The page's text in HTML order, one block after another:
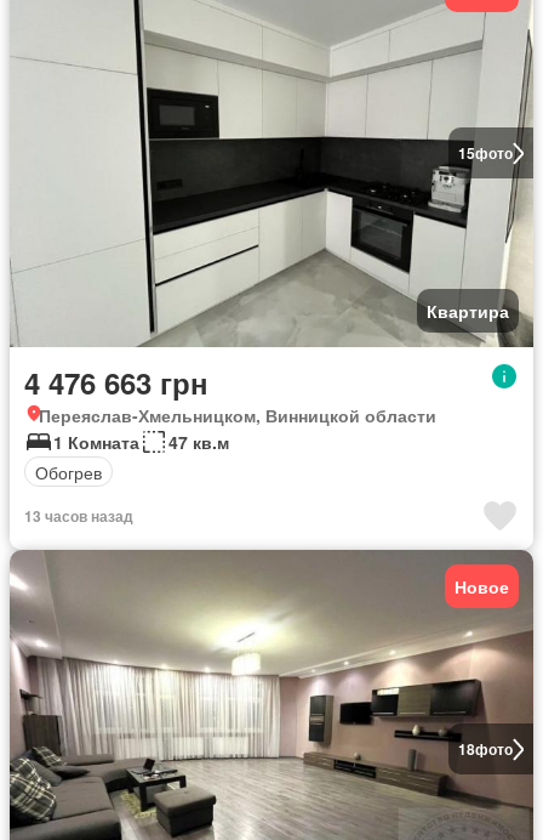
15фото
Квартира
4 476 663 грн
Переяслав-Хмельницком, Винницкой области
1 Комната
47 кв.м
Обогрев
13 часов назад
18фото
Новое